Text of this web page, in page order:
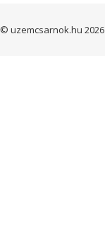
© uzemcsarnok.hu 2026